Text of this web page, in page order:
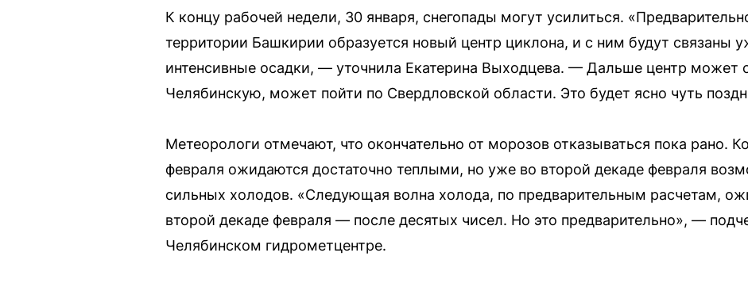
К концу рабочей недели, 30 января, снегопады могут усилиться.
территории Башкирии образуется новый центр циклона, и с ним будут связаны
интенсивные осадки, — уточнила Екатерина Выходцева. — Дальше центр может
Челябинскую, может пойти по Свердловской области. Это будет ясно чуть
Метеорологи отмечают, что окончательно от морозов отказываться пока рано.
февраля ожидаются достаточно теплыми, но уже во второй декаде февраля
сильных холодов. «Следующая волна холода, по предварительным расчетам,
второй декаде февраля — после десятых чисел. Но это предварительно», —
Челябинском гидрометцентре.